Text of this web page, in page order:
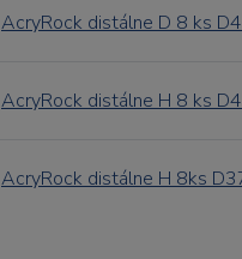
AcryRock distálne D 8 ks
AcryRock distálne H 8 ks
AcryRock distálne H 8ks